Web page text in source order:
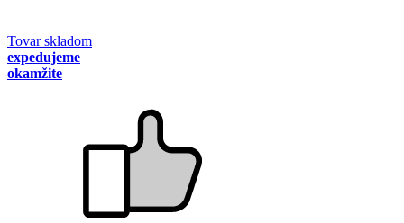
Tovar skladom
expedujeme
okamžite